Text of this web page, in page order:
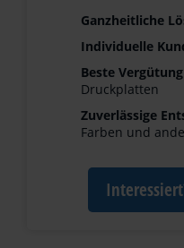
Ganzheitliche
Individuelle
Beste Vergütung
Druckplatten
Zuverlässige
Farben und